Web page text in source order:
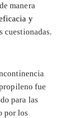
manera
y
cuestionadas.
fue
para las
por los